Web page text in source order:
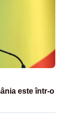
este într-o